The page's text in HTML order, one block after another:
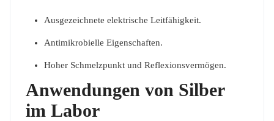
Ausgezeichnete elektrische Leitfähigkeit.
Antimikrobielle Eigenschaften.
Hoher Schmelzpunkt und Reflexionsvermögen.
Anwendungen von Silber
im Labor